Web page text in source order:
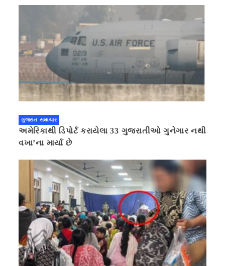
ગુજરાત સમાચાર
અમેરિકાથી ડિપોર્ટ કરાયેલા 33 ગુજરાતીઓ ગુનેગાર નથી
વખા’ના માર્યા છે